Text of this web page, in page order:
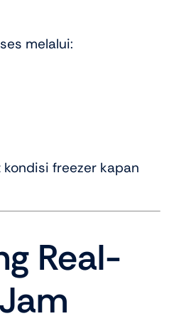
melalui:
freezer kapan
Real-